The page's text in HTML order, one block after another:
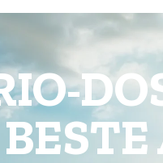
Cannellini Bohnen
Borlotti Bohnen
Weiße Riesenbohnen
Rote Kidney Bohnen
Grüne Erbsen